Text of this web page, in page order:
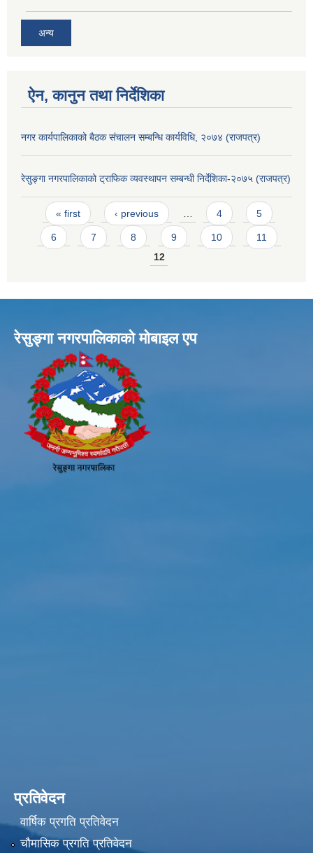
अन्य
ऐन, कानुन तथा निर्देशिका
नगर कार्यपालिकाको बैठक संचालन सम्बन्धि कार्यविधि, २०७४ (राजपत्र)
रेसुङ्गा नगरपालिकाको ट्राफिक व्यवस्थापन सम्बन्धी निर्देशिका-२०७५ (राजपत्र)
Pages
« first ‹ previous 4 5
6 7 8 9 10
11
12
रेसुङ्गा नगरपालिकाकाे माेबाइल एप
प्रतिवेदन
वार्षिक प्रगति प्रतिवेदन
चौमासिक प्रगति प्रतिवेदन